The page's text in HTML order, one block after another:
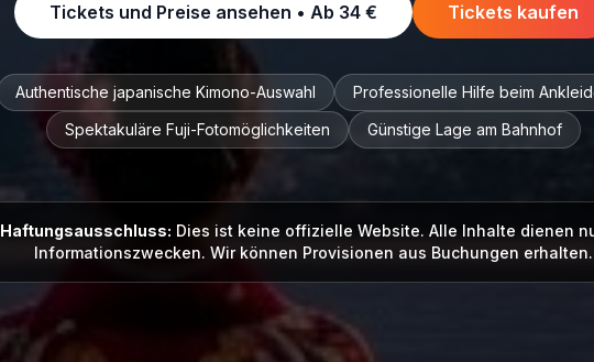
Tickets und Preise ansehen • Ab 34 € Tickets kaufen
Authentische japanische Kimono-Auswahl
Professionelle Hilfe beim
Spektakuläre Fuji-Fotomöglichkeiten
Günstige Lage am Bahnhof
Haftungsausschluss: Dies ist keine offizielle Website. Alle Inhalte dienen
Informationszwecken. Wir können Provisionen aus Buchungen erhalten.